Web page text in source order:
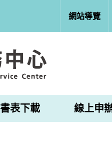
網站導覽
書表下載 線上申